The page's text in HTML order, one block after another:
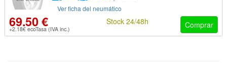
Ver ficha del neumático
69.50 €
+2.18€ ecoTasa (IVA inc.) Comprar
Stock 24/48h